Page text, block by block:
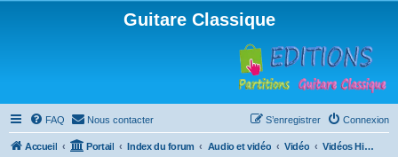
Guitare Classique
FAQ Nous contacter Connexion
S’enregistrer
Accueil Portail Index du forum Audio et vidéo Vidéo Vidéos Historiques